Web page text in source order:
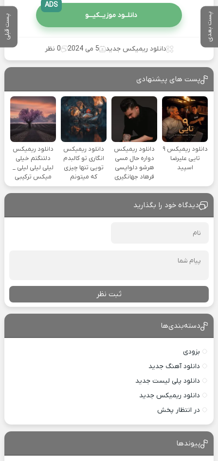
پست بعدی پست قبلی دانلــود موزیــکیـــو
ADS
دانلود ریمیکس جدید 5 می 2024 0 نظر
پست های پیشنهادی
دانلود ریمیکس ۹
تایی علیرضا
اسپید
دانلود ریمیکس
دواره حال مسی
هرشو دلواپسی
فرهاد جهانگیری
دانلود ریمیکس
انگاری تو کالبدم
تویی تنها چیزی
که میتونم
دانلود ریمیکس
دلتنگتم خیلی
لیلی لیلی لیلی _
میکس ترکیبی
دیدگاه خود را بگذارید
ثبت نظر
دسته‌بندی‌ها
بزودی
دانلود آهنگ جدید
دانلود پلی لیست جدید
دانلود ریمیکس جدید
در انتظار پخش
پیوندها